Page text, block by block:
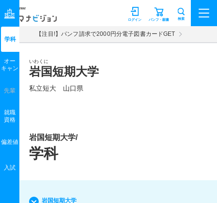
マナビジョン パンフ・願書
ログイン 検索
【注目!】パンフ請求で2000円分電子図書カードGET
いわくに
岩国短期大学
私立短大 山口県
学科
オー
キャン
先輩
就職
資格
偏差値
入試
岩国短期大学/
学科
岩国短期大学